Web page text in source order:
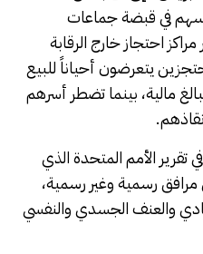
في قبضة جماعات
احتجاز خارج الرقابة
يتعرضون أحياناً للبيع
مالية، بينما تضطر أسرهم
الأمم المتحدة الذي
رسمية وغير رسمية،
والعنف الجسدي والنفسي